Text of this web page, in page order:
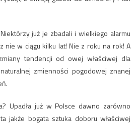
już je zbadali i wielkiego alarmu
nie w ciągu kilku lat! Nie z roku na rok! A
tendencji od owej właściwej dla
zmienności pogodowej znanej
Upadła już w Polsce dawno zarówno
jakże bogata sztuka doboru właściwej